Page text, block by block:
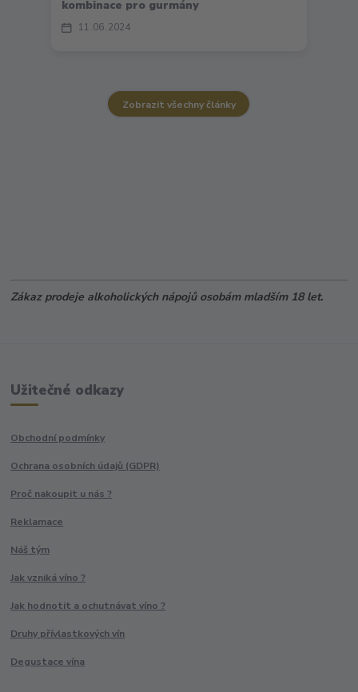
11 06 2024
kombinace pro gurmány
Zobrazit všechny články
Zákaz prodeje alkoholických nápojů osobám mladším 18 let.
Užitečné odkazy
Obchodní podmínky
Ochrana osobních údajů (GDPR)
Proč nakoupit u nás ?
Reklamace
Náš tým
Jak vzniká víno ?
Jak hodnotit a ochutnávat víno ?
Druhy přívlastkových vín
Degustace vína